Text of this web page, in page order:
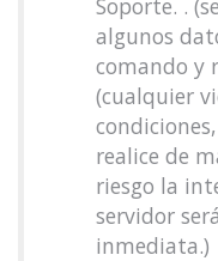
Soporte. .
algunos
comando y
(cualquier
realice de
riesgo la
servidor
inmediata.)